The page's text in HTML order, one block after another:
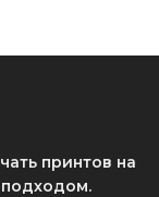
принтов на